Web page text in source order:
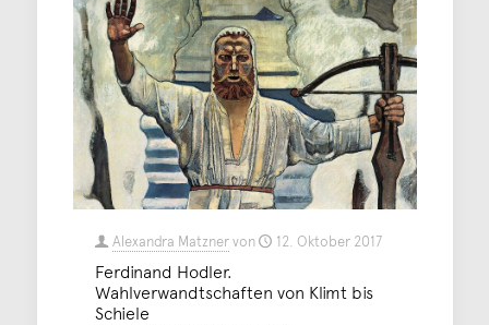
Alexandra Matznervon 12. Oktober 2017
Ferdinand Hodler.
Wahlverwandtschaften von Klimt bis
Schiele